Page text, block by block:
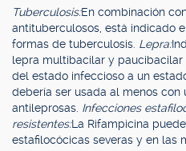
Tuberculosis:En combinación
antituberculosos, está indicado
formas de tuberculosis. Lepra:
lepra multibacilar y paucibacilar
del estado infeccioso a un
debería ser usada al menos con
antileprosas. Infecciones
resistentes:La Rifampicina
estafilocócicas severas y en las